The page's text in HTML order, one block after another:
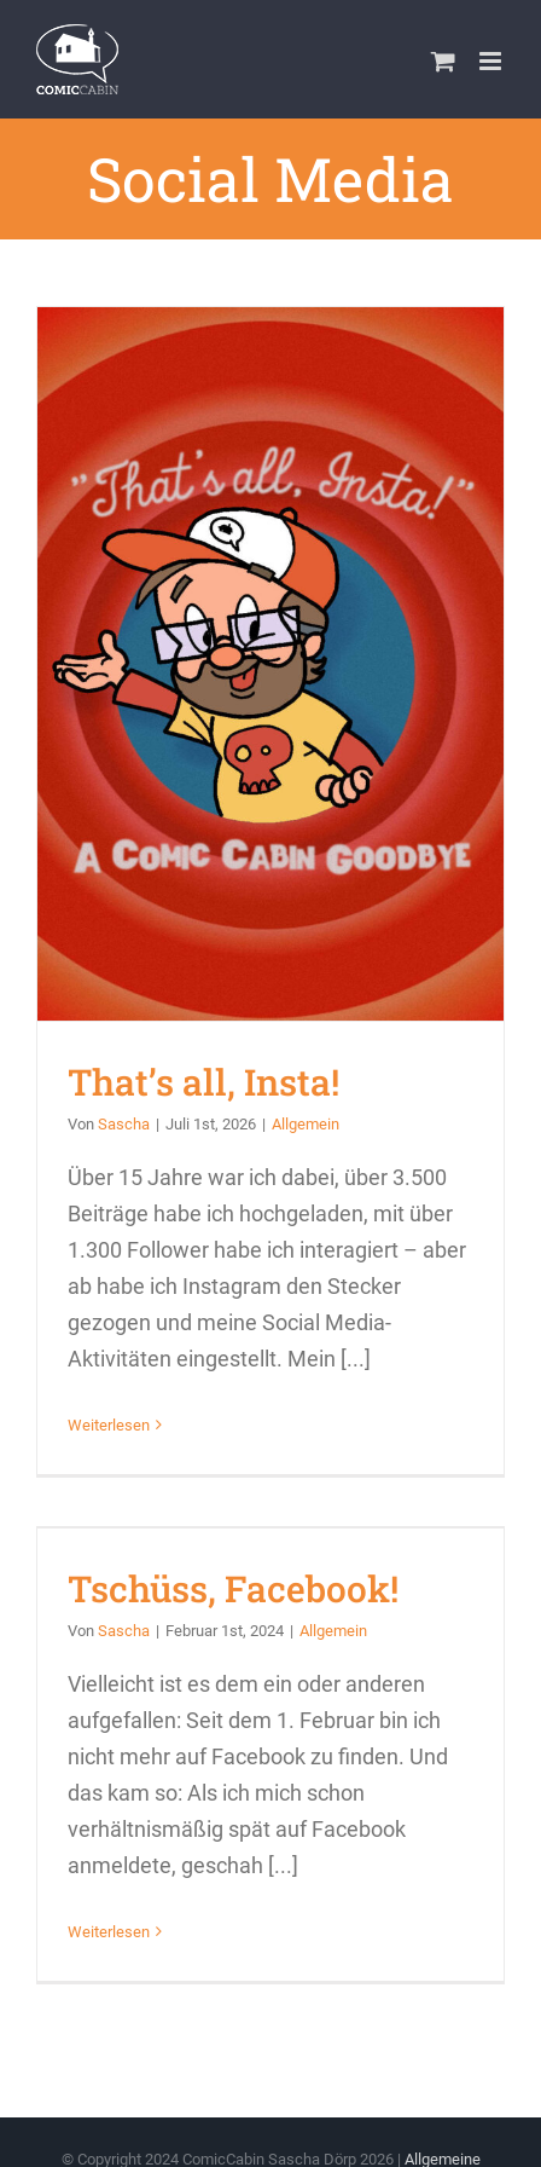
Inhalt
springen
Social Media
That’s all, Insta!
Von Sascha | Juli 1st, 2026 | Allgemein
Über 15 Jahre war ich dabei, über 3.500
Beiträge habe ich hochgeladen, mit über
1.300 Follower habe ich interagiert – aber
ab habe ich Instagram den Stecker
gezogen und meine Social Media-
Aktivitäten eingestellt. Mein [...]
Weiterlesen
Tschüss, Facebook!
Von Sascha | Februar 1st, 2024 | Allgemein
Vielleicht ist es dem ein oder anderen
aufgefallen: Seit dem 1. Februar bin ich
nicht mehr auf Facebook zu finden. Und
das kam so: Als ich mich schon
verhältnismäßig spät auf Facebook
anmeldete, geschah [...]
Weiterlesen
© Copyright 2024 ComicCabin Sascha Dörp 2026 | Allgemeine